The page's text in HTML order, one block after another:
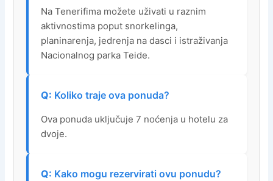
Na Tenerifima možete uživati u raznim
aktivnostima poput snorkelinga,
planinarenja, jedrenja na dasci i istraživanja
Nacionalnog parka Teide.
Koliko traje ova ponuda?
Ova ponuda uključuje 7 noćenja u hotelu za
dvoje.
Kako mogu rezervirati ovu ponudu?